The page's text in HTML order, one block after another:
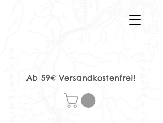
Ab 59€ Versandkostenfrei!